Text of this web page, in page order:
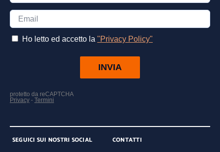
SEGUICI SUI NOSTRI SOCIAL CONTATTI